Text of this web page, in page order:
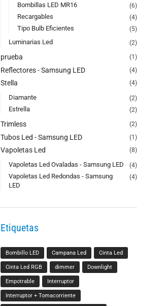
Bombillas LED MR16 (6)
Recargables (4)
Tipo Bulb Eficientes (5)
Luminarias Led (2)
prueba (1)
Reflectores - Samsung LED (4)
Stella (4)
Diamante (2)
Estrella (2)
Trimless (2)
Tubos Led - Samsung LED (1)
Vapoletas Led (8)
Vapoletas Led Ovaladas - Samsung LED (4)
Vapoletas Led Redondas - Samsung
LED
(4)
Etiquetas
Bombillo LED Campana Led Cinta Led
Cinta Led RGB dimmer Downlight
Empotrable Interruptor
Interruptor + Tomacorriente